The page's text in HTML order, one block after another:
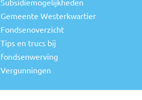
Subsidiemogelijkheden
Gemeente Westerkwartier
Fondsenoverzicht
Tips en trucs bij
fondsenwerving
Vergunningen